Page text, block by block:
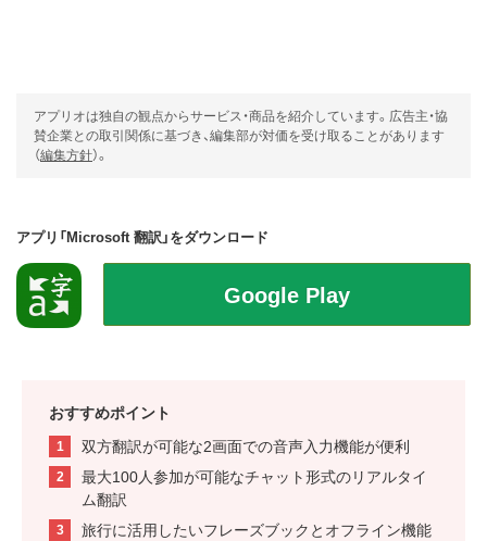
アプリオは独自の観点からサービス・商品を紹介しています。広告主・協
賛企業との取引関係に基づき、編集部が対価を受け取ることがあります
（編集方針）。
アプリ「Microsoft 翻訳」をダウンロード
おすすめポイント
双方翻訳が可能な2画面での音声入力機能が便利
最大100人参加が可能なチャット形式のリアルタイ
ム翻訳
旅行に活用したいフレーズブックとオフライン機能